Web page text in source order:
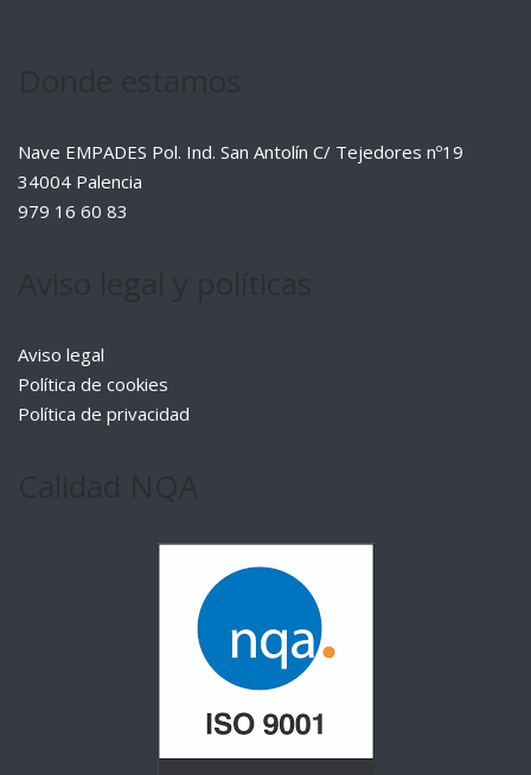
Nave EMPADES Pol. Ind. San Antolín C/ Tejedores nº19
34004 Palencia
979 16 60 83
Aviso legal
Política de cookies
Política de privacidad